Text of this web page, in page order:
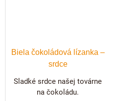
Biela čokoládová lízanka –
srdce
Sladké srdce našej továrne
na čokoládu.